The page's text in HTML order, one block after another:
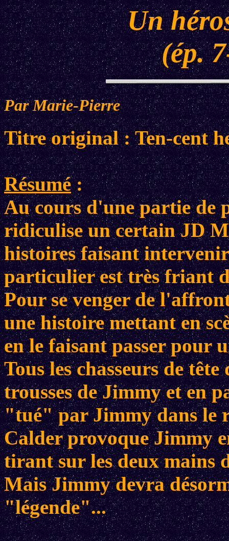
Un
(ép.
Par Marie-Pierre
Titre original : Ten-cent
Résumé:
Au cours d'une partie de
ridiculise un certain JD
histoires faisant intervenir
particulier est très friant
Pour se venger de
une histoire mettant en
en le faisant passer pour
Tous les chasseurs de
trousses de Jimmy et en
"tué" par Jimmy dans le
Calder provoque Jimmy
tirant sur les deux mains
Mais Jimmy devra
"légende"...